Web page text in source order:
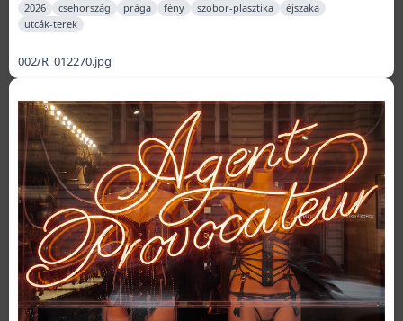
2026 csehország prága fény szobor-plasztika
éjszaka
utcák-terek
002/R_012270.jpg